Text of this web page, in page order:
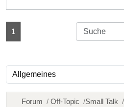
1
Forum Off-Topic Small Talk